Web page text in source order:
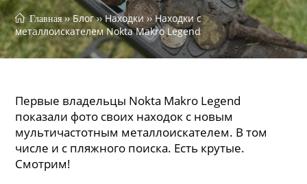
Главная ›› Блог ›› Находки ›› Находки с
металлоискателем Nokta Makro Legend
Первые владельцы Nokta Makro Legend
показали фото своих находок с новым
мультичастотным металлоискателем. В том
числе и с пляжного поиска. Есть крутые.
Смотрим!